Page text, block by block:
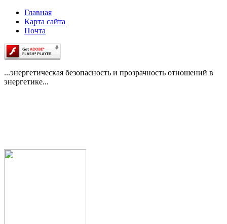
Главная
Карта сайта
Почта
...энергетическая безопасность и прозрачность отношений в
энергетике...